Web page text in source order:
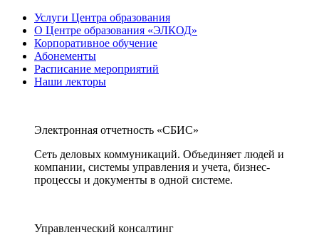
Услуги Центра образования
О Центре образования «ЭЛКОД»
Корпоративное обучение
Абонементы
Расписание мероприятий
Наши лекторы
Электронная отчетность «СБИС»
Сеть деловых коммуникаций. Объединяет людей и
компании, системы управления и учета, бизнес-
процессы и документы в одной системе.
Управленческий консалтинг